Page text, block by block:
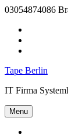
Skip
content
03054874086
Tape Berlin
IT Firma
Menu